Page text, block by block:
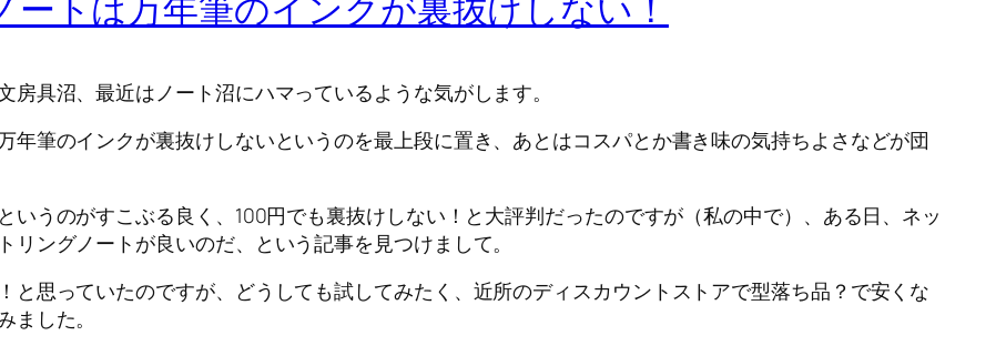
具沼、最近はノート沼にハマっているような気がします。
年筆のインクが裏抜けしないというのを最上段に置き、あとはコスパとか書き味の気持ちよさなどが団
いうのがすこぶる良く、100円でも裏抜けしない！と大評判だったのですが（私の中で）、ある日、ネッ
ングノートが良いのだ、という記事を見つけまして。
と思っていたのですが、どうしても試してみたく、近所のディスカウントストアで型落ち品？で安くな
した。